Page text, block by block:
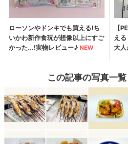
この記事の写真一覧